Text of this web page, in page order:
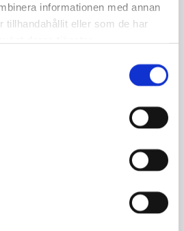
informationen med annan
tillhandahållit eller som de har